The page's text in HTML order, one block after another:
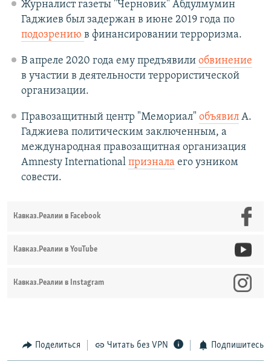
Журналист газеты "Черновик" Абдулмумин
Гаджиев был задержан в июне 2019 года по
подозрению в финансировании терроризма.
В апреле 2020 года ему предъявили обвинение
в участии в деятельности террористической
организации.
Правозащитный центр "Мемориал" объявилА.
Гаджиева политическим заключенным, а
международная правозащитная организация
Amnesty International признала его узником
совести.
Кавказ.Реалии в Facebook
Кавказ.Реалии в YouTube
Кавказ.Реалии в Instagram
Поделиться Читать без VPN Подпишитесь